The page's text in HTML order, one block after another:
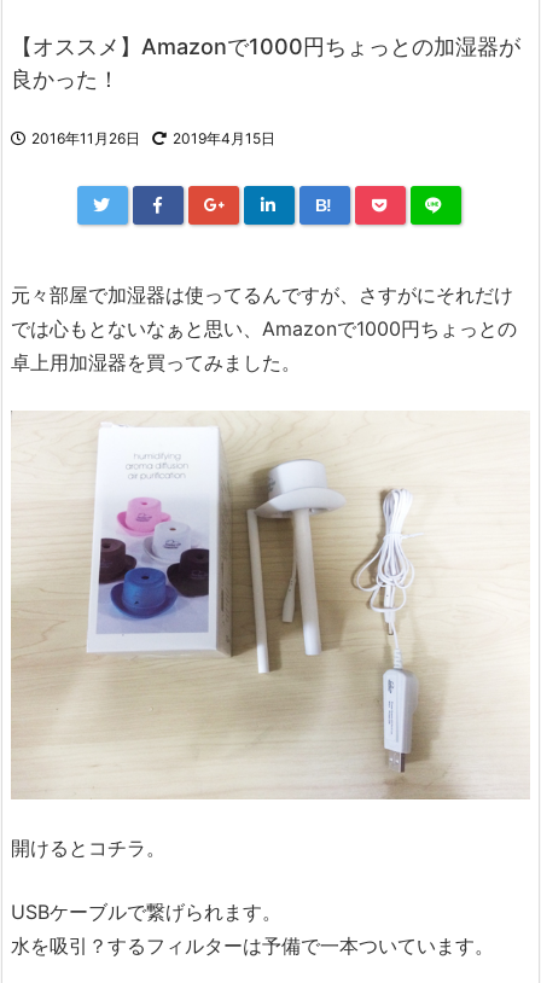
【オススメ】Amazonで1000円ちょっとの加湿器が
良かった！
2016年11月26日 2019年4月15日
B!
元々部屋で加湿器は使ってるんですが、さすがにそれだけ
では心もとないなぁと思い、Amazonで1000円ちょっとの
卓上用加湿器を買ってみました。
開けるとコチラ。
USBケーブルで繋げられます。
水を吸引？するフィルターは予備で一本ついています。